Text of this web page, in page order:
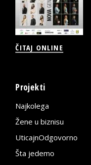
ČITAJ ONLINE
Projekti
Najkolega
Žene u biznisu
UticajnOdgovorno
Šta jedemo